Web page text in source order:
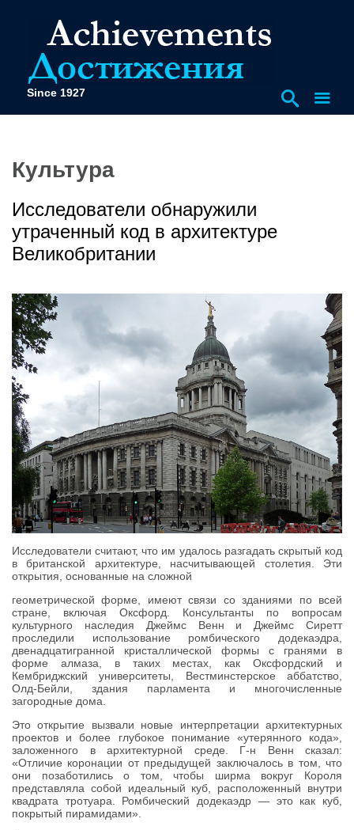
Since 1927
Культура
Исследователи обнаружили
утраченный код в архитектуре
Великобритании
Исследователи считают, что им удалось разгадать скрытый код
в британской архитектуре, насчитывающей столетия. Эти
открытия, основанные на сложной
геометрической форме, имеют связи со зданиями по всей
стране, включая Оксфорд. Консультанты по вопросам
культурного наследия Джеймс Венн и Джеймс Сиретт
проследили использование ромбического додекаэдра,
двенадцатигранной кристаллической формы с гранями в
форме алмаза, в таких местах, как Оксфордский и
Кембриджский университеты, Вестминстерское аббатство,
Олд-Бейли, здания парламента и многочисленные
загородные дома.
Это открытие вызвали новые интерпретации архитектурных
проектов и более глубокое понимание «утерянного кода»,
заложенного в архитектурной среде. Г-н Венн сказал:
«Отличие коронации от предыдущей заключалось в том, что
они позаботились о том, чтобы ширма вокруг Короля
представляла собой идеальный куб, расположенный внутри
квадрата тротуара. Ромбический додекаэдр — это как куб,
покрытый пирамидами».